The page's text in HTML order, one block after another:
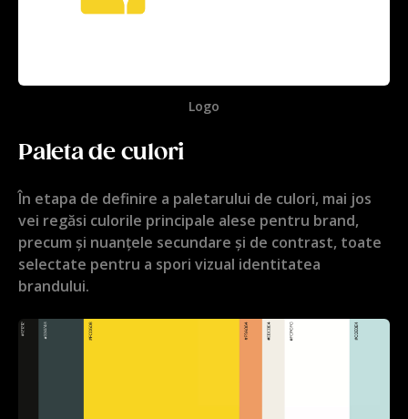
Logo
Paleta de culori
În etapa de definire a paletarului de culori, mai jos
vei regăsi culorile principale alese pentru brand,
precum și nuanțele secundare și de contrast, toate
selectate pentru a spori vizual identitatea
brandului.